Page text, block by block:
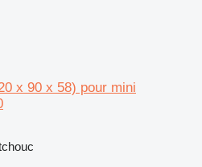
x 90 x 58) pour mini